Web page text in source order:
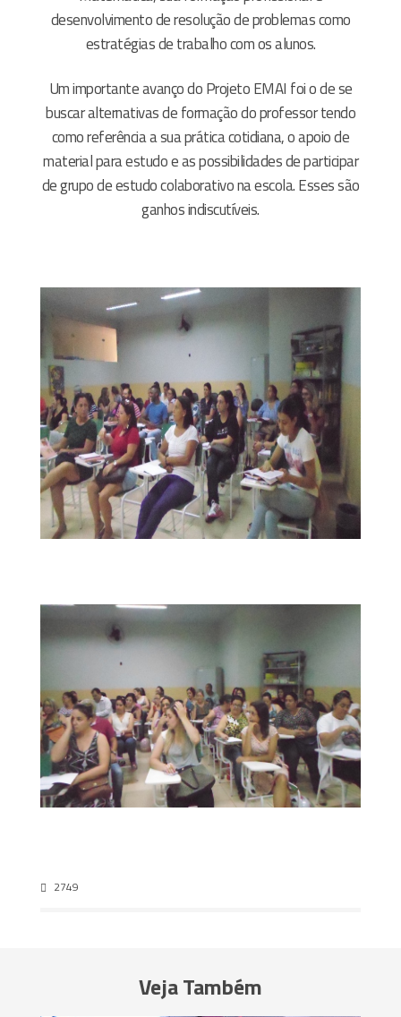
desenvolvimento de resolução de problemas como
estratégias de trabalho com os alunos.
Um importante avanço do Projeto EMAI foi o de se
buscar alternativas de formação do professor tendo
como referência a sua prática cotidiana, o apoio de
material para estudo e as possibilidades de participar
de grupo de estudo colaborativo na escola. Esses são
ganhos indiscutíveis.
2749
Veja Também